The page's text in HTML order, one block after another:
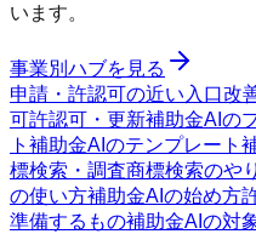
います。
事業別ハブを見る
申請・許認可の近い入口改
可許認可・更新補助金AIの
ト 補助金AIのテンプレート
標検索・調査商標検索のや
の使い方補助金AIの始め方
準備するもの補助金AIの対